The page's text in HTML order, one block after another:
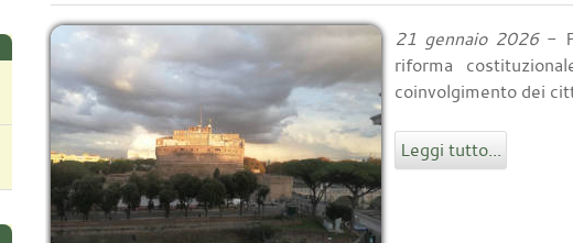
21 gennaio 2026-
riforma
coinvolgimento dei
Leggi tutto...